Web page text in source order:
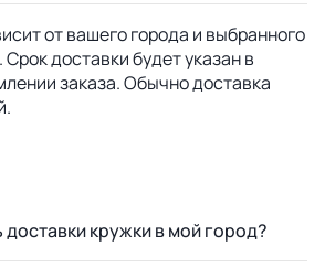
от вашего города и выбранного
доставки будет указан в
заказа. Обычно доставка
доставки кружки в мой город?